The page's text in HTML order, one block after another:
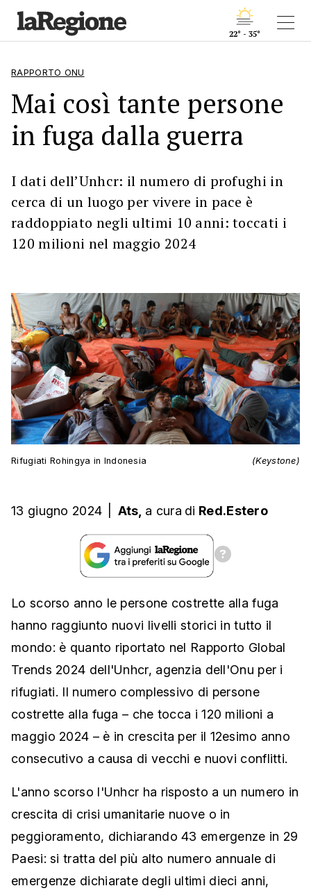
22° - 35°
RAPPORTO ONU
Mai così tante persone
in fuga dalla guerra
I dati dell’Unhcr: il numero di profughi in
cerca di un luogo per vivere in pace è
raddoppiato negli ultimi 10 anni: toccati i
120 milioni nel maggio 2024
Rifugiati Rohingya in Indonesia (Keystone)
13 giugno 2024 Ats, a cura di Red.Estero
Lo scorso anno le persone costrette alla fuga
hanno raggiunto nuovi livelli storici in tutto il
mondo: è quanto riportato nel Rapporto Global
Trends 2024 dell'Unhcr, agenzia dell'Onu per i
rifugiati. Il numero complessivo di persone
costrette alla fuga – che tocca i 120 milioni a
maggio 2024 – è in crescita per il 12esimo anno
consecutivo a causa di vecchi e nuovi conflitti.
L'anno scorso l'Unhcr ha risposto a un numero in
crescita di crisi umanitarie nuove o in
peggioramento, dichiarando 43 emergenze in 29
Paesi: si tratta del più alto numero annuale di
emergenze dichiarate degli ultimi dieci anni,